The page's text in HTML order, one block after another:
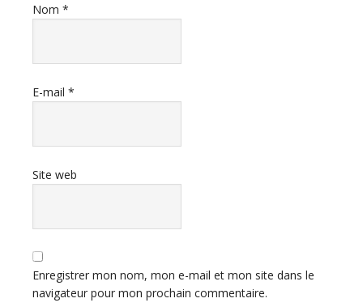
Nom *
E-mail *
Site web
Enregistrer mon nom, mon e-mail et mon site dans le
navigateur pour mon prochain commentaire.